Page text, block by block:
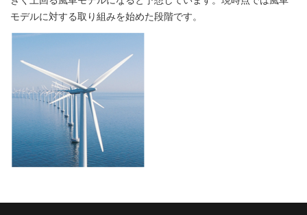
モデルに対する取り組みを始めた段階です。